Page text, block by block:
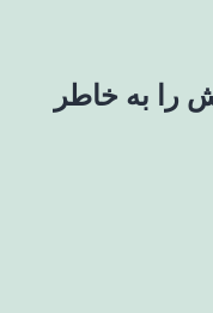
را به خاطر